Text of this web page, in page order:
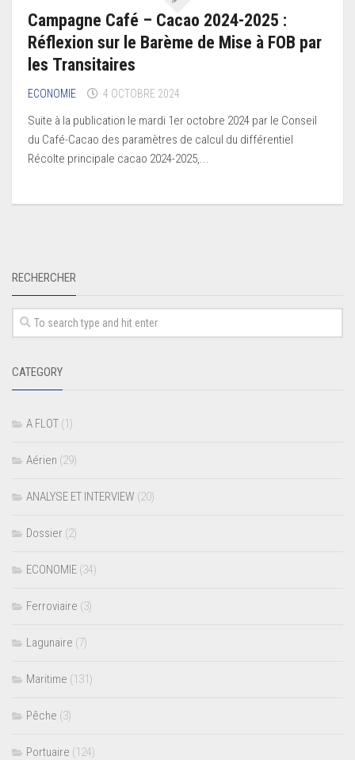
Campagne Café – Cacao 2024-2025 :
Réflexion sur le Barème de Mise à FOB par
les Transitaires
ECONOMIE 4 OCTOBRE 2024
Suite à la publication le mardi 1er octobre 2024 par le Conseil
du Café-Cacao des paramètres de calcul du différentiel
Récolte principale cacao 2024-2025,...
RECHERCHER
CATEGORY
A FLOT (1)
Aérien (29)
ANALYSE ET INTERVIEW (20)
Dossier (2)
ECONOMIE (34)
Ferroviaire (3)
Lagunaire (7)
Maritime (131)
Pêche (3)
Portuaire (124)